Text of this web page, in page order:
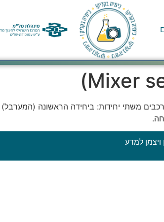
משתי יחידות: ביחידה הראשונה
למדע